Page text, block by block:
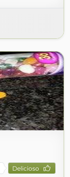
Delicioso